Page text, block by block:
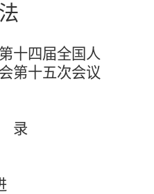
十四届全国人
第十五次会议
录